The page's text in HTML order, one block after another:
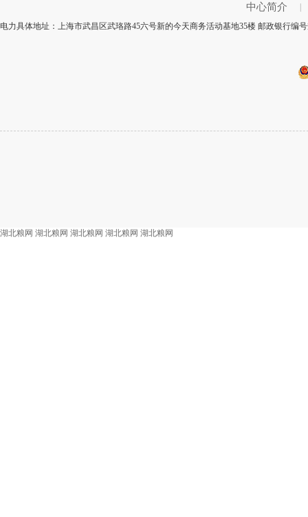
中心简介
电力具体地址：上海市武昌区武珞路45六号新的今天商务活动基地35楼 邮政银行编
湖北粮网 湖北粮网 湖北粮网 湖北粮网 湖北粮网